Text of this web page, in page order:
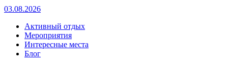
03.08.2026
Активный отдых
Мероприятия
Интересные места
Блог